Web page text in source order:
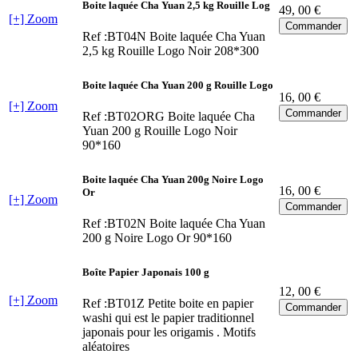
[+] Zoom
Boite laquée Cha Yuan 2,5 kg Rouille Log
Ref :BT04N Boite laquée Cha Yuan
2,5 kg Rouille Logo Noir 208*300
49, 00 €
[+] Zoom
Boite laquée Cha Yuan 200 g Rouille Logo
Ref :BT02ORG Boite laquée Cha
Yuan 200 g Rouille Logo Noir
90*160
16, 00 €
[+] Zoom
Boite laquée Cha Yuan 200g Noire Logo
Or
Ref :BT02N Boite laquée Cha Yuan
200 g Noire Logo Or 90*160
16, 00 €
[+] Zoom
Boîte Papier Japonais 100 g
Ref :BT01Z Petite boite en papier
washi qui est le papier traditionnel
japonais pour les origamis . Motifs
aléatoires
12, 00 €